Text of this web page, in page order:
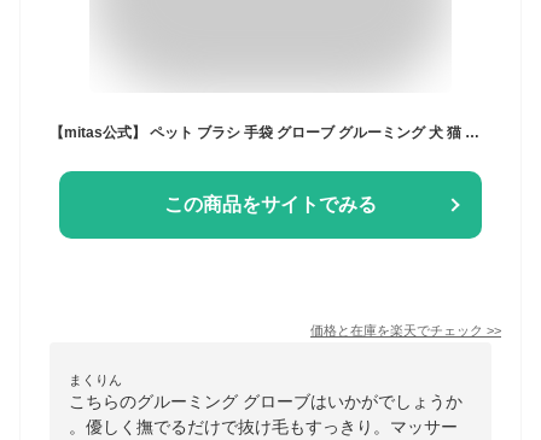
【mitas公式】 ペット ブラシ 手袋 グローブ グルーミング 犬 猫 猫ブラシ お手入れ 抜け毛 ペット用ブラシ ペット用 グルーミンググローブ ブラッシング トリミング ブラシ 抜け毛 毛 取り 短毛 中毛 長毛 種 毛玉除去 うさぎ マッサージ お風呂
この商品をサイトでみる
価格と在庫を楽天でチェック >>
まくりん
こちらのグルーミング グローブはいかがでしょうか
。優しく撫でるだけで抜け毛もすっきり。マッサー